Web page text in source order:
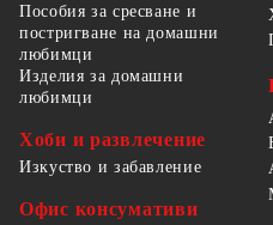
Пособия за сресване и
постригване на домашни
любимци
Изделия за домашни
любимци
Хоби и развлечение
Изкуство и забавление
Офис консумативи